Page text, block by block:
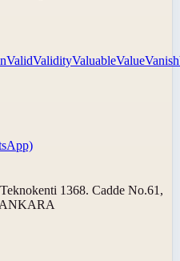
ValidValidityValuableValueVanish
1368. Cadde No.61,